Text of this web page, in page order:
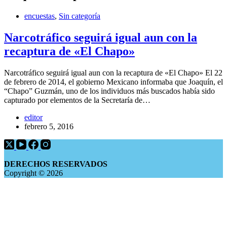
encuestas, Sin categoría
Narcotráfico seguirá igual aun con la
recaptura de «El Chapo»
Narcotráfico seguirá igual aun con la recaptura de «El Chapo» El 22
de febrero de 2014, el gobierno Mexicano informaba que Joaquín, el
“Chapo” Guzmán, uno de los individuos más buscados había sido
capturado por elementos de la Secretaría de…
editor
febrero 5, 2016
DERECHOS RESERVADOS
Copyright © 2026